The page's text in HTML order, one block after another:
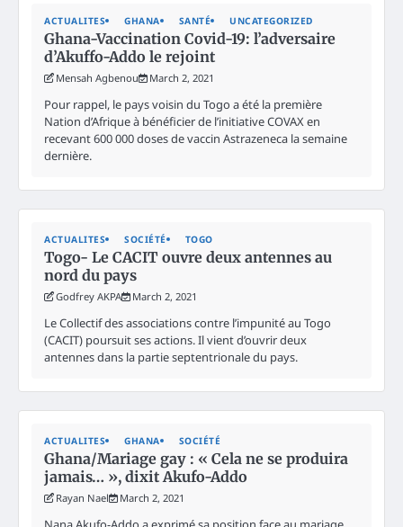
ACTUALITES GHANA SANTÉ UNCATEGORIZED
Ghana-Vaccination Covid-19: l’adversaire
d’Akuffo-Addo le rejoint
Mensah Agbenou March 2, 2021
Pour rappel, le pays voisin du Togo a été la première
Nation d’Afrique à bénéficier de l’initiative COVAX en
recevant 600 000 doses de vaccin Astrazeneca la semaine
dernière.
ACTUALITES SOCIÉTÉ TOGO
Togo- Le CACIT ouvre deux antennes au
nord du pays
Godfrey AKPA March 2, 2021
Le Collectif des associations contre l’impunité au Togo
(CACIT) poursuit ses actions. Il vient d’ouvrir deux
antennes dans la partie septentrionale du pays.
ACTUALITES GHANA SOCIÉTÉ
Ghana/Mariage gay : « Cela ne se produira
jamais… », dixit Akufo-Addo
Rayan Nael March 2, 2021